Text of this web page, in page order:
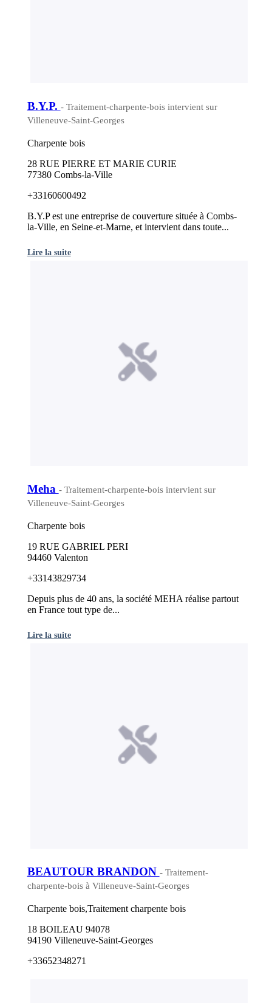
B.Y.P. - Traitement-charpente-bois intervient sur
Villeneuve-Saint-Georges
Charpente bois
28 RUE PIERRE ET MARIE CURIE
77380 Combs-la-Ville
+33160600492
B.Y.P est une entreprise de couverture située à Combs-
la-Ville, en Seine-et-Marne, et intervient dans toute...
Lire la suite
Meha - Traitement-charpente-bois intervient sur
Villeneuve-Saint-Georges
Charpente bois
19 RUE GABRIEL PERI
94460 Valenton
+33143829734
Depuis plus de 40 ans, la société MEHA réalise partout
en France tout type de...
Lire la suite
BEAUTOUR BRANDON - Traitement-
charpente-bois à Villeneuve-Saint-Georges
Charpente bois,Traitement charpente bois
18 BOILEAU 94078
94190 Villeneuve-Saint-Georges
+33652348271